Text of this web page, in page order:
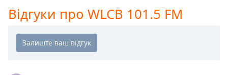
Playback
Chapters
Відгуки про WLCB 101.5 FM